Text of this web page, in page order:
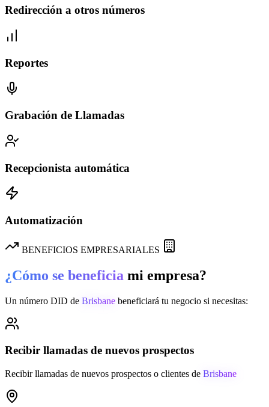
Redirección a otros números
Reportes
Grabación de Llamadas
Recepcionista automática
Automatización
BENEFICIOS EMPRESARIALES
¿Cómo se beneficia mi empresa?
Un número DID de Brisbane beneficiará tu negocio si necesitas:
Recibir llamadas de nuevos prospectos
Recibir llamadas de nuevos prospectos o clientes de Brisbane